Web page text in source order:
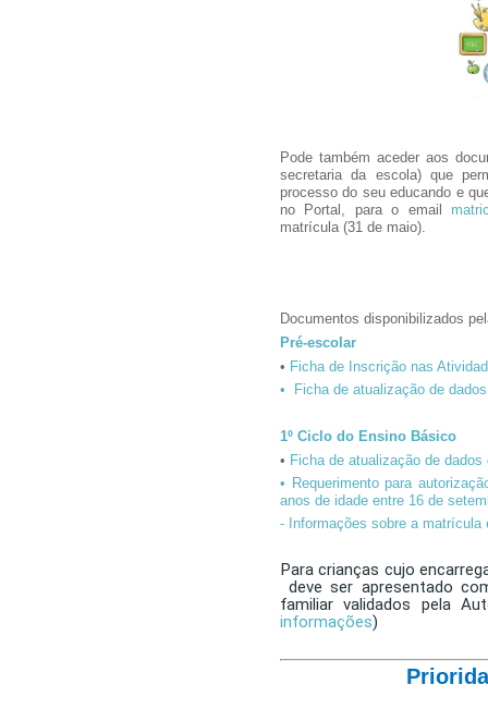
Pode também aceder aos
secretaria da escola) que
processo do seu educando e
no Portal, para o email
matrícula (31 de maio).
Documentos disponibilizados
Pré-escolar
• Ficha de Inscrição nas
•
Ficha de atualização de
1º Ciclo do Ensino Básico
• Ficha de atualização de
• Requerimento para
anos de idade entre 16 de
- Informações sobre a matrícula
Para crianças cujo
deve ser apresentado
familiar validados pela
informações)